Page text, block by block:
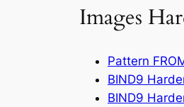
Images
Pattern
BIND9
BIND9